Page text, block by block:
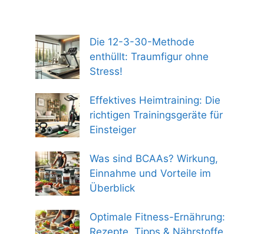
Die 12-3-30-Methode
enthüllt: Traumfigur ohne
Stress!
Effektives Heimtraining: Die
richtigen Trainingsgeräte für
Einsteiger
Was sind BCAAs? Wirkung,
Einnahme und Vorteile im
Überblick
Optimale Fitness-Ernährung:
Rezepte, Tipps & Nährstoffe